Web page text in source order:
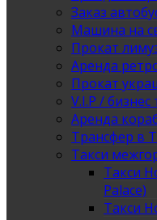
Заказ
Машина на
Прокат
Аренда
Прокат
V.I.P / бизнес
Аренда
Трансфер в
Такси
Такси
Palace)
Такси